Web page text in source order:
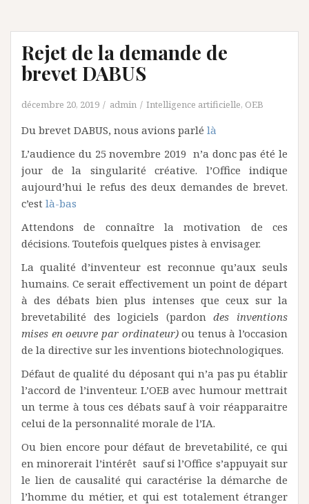
Rejet de la demande de
brevet DABUS
décembre 20, 2019 admin Intelligence artificielle, OEB
Du brevet DABUS, nous avions parlé là
L’audience du 25 novembre 2019 n’a donc pas été le
jour de la singularité créative. l’Office indique
aujourd’hui le refus des deux demandes de brevet.
c’est là-bas
Attendons de connaître la motivation de ces
décisions. Toutefois quelques pistes à envisager.
La qualité d’inventeur est reconnue qu’aux seuls
humains. Ce serait effectivement un point de départ
à des débats bien plus intenses que ceux sur la
brevetabilité des logiciels (pardondes inventions
mises en oeuvre par ordinateur)ou tenus à l’occasion
de la directive sur les inventions biotechnologiques.
Défaut de qualité du déposant qui n’a pas pu établir
l’accord de l’inventeur. L’OEB avec humour mettrait
un terme à tous ces débats sauf à voir réapparaitre
celui de la personnalité morale de l’IA.
Ou bien encore pour défaut de brevetabilité, ce qui
en minorerait l’intérêt sauf si l’Office s’appuyait sur
le lien de causalité qui caractérise la démarche de
l’homme du métier, et qui est totalement étranger